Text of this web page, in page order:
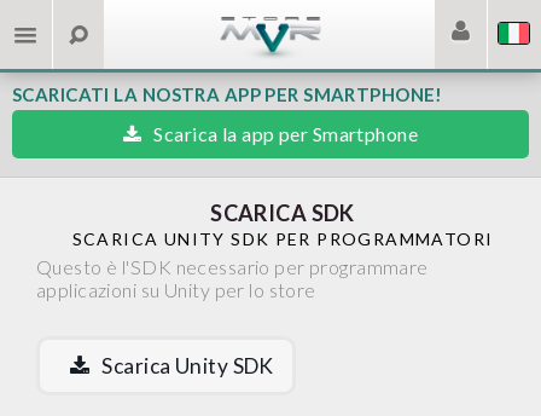
SCARICATI LA NOSTRA APP PER SMARTPHONE!
Scarica la app per Smartphone
SCARICA SDK
SCARICA UNITY SDK PER PROGRAMMATORI
Questo è l'SDK necessario per programmare
applicazioni su Unity per lo store
Scarica Unity SDK